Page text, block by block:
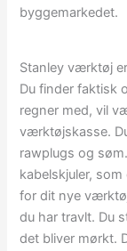
byggemarkedet.
Stanley værktøj
Du finder faktisk
regner med, vil
værktøjskasse.
rawplugs og
kabelskjuler,
for dit nye
du har travlt. Du
det bliver mørkt.